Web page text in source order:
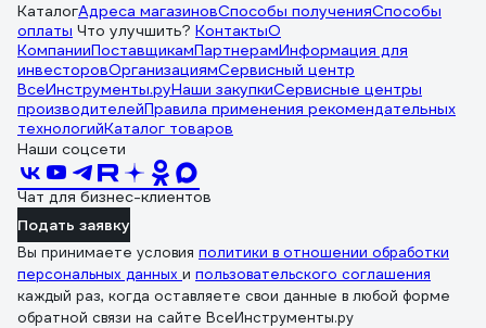
КаталогАдреса магазиновСпособы полученияСпособы
оплаты Что улучшить? КонтактыО
КомпанииПоставщикамПартнерамИнформация для
инвесторовОрганизациямСервисный центр
ВсеИнструменты.руНаши закупкиСервисные центры
производителейПравила применения рекомендательных
технологийКаталог товаров
Наши соцсети
Чат для бизнес-клиентов
Подать заявку
Вы принимаете условия политики в отношении обработки
персональных данных и пользовательского соглашения
каждый раз, когда оставляете свои данные в любой форме
обратной связи на сайте ВсеИнструменты.ру